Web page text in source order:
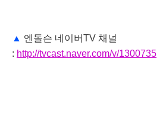
▲ 엔돌슨 네이버TV 채널
: http://tvcast.naver.com/v/1300735